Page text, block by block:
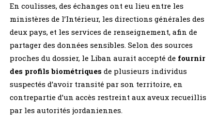
En coulisses, des échanges ont eu lieu entre les
ministères de l’Intérieur, les directions générales des
deux pays, et les services de renseignement, afin de
partager des données sensibles. Selon des sources
proches du dossier, le Liban aurait accepté de fournir
des profils biométriques de plusieurs individus
suspectés d’avoir transité par son territoire, en
contrepartie d’un accès restreint aux aveux recueillis
par les autorités jordaniennes.